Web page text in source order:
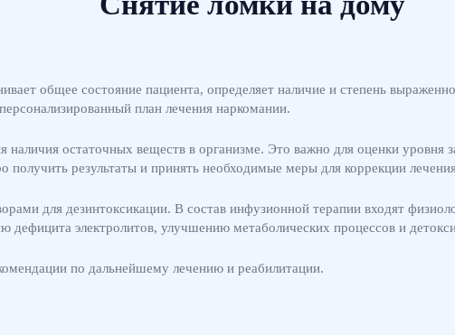
общее состояние пациента, определяет наличие и степень
план лечения наркомании.
наличия остаточных веществ в организме. Это важно для оценки уровня
результаты и принять необходимые меры для коррекции
для дезинтоксикации. В состав инфузионной терапии входят
дефицита электролитов, улучшению метаболических процессов и
по дальнейшему лечению и реабилитации.